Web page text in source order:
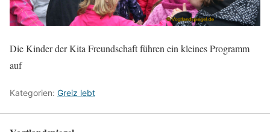
Die Kinder der Kita Freundschaft führen ein kleines Programm
auf
Kategorien: Greiz lebt